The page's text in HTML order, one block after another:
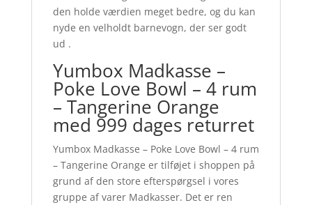
den holde værdien meget bedre, og du kan
nyde en velholdt barnevogn, der ser godt
ud .
Yumbox Madkasse –
Poke Love Bowl – 4 rum
– Tangerine Orange
med 999 dages returret
Yumbox Madkasse – Poke Love Bowl – 4 rum
– Tangerine Orange er tilføjet i shoppen på
grund af den store efterspørgsel i vores
gruppe af varer Madkasser. Det er ren